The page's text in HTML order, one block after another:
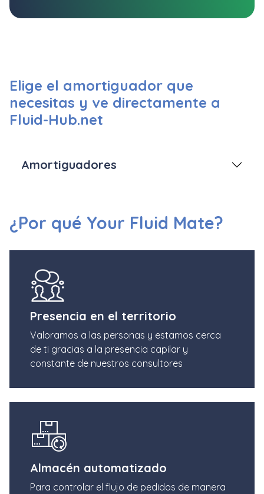
Elige el amortiguador que
necesitas y ve directamente a
Fluid-Hub.net
Amortiguadores
¿Por qué Your Fluid Mate?
Presencia en el territorio
Valoramos a las personas y estamos cerca
de ti gracias a la presencia capilar y
constante de nuestros consultores
Almacén automatizado
Para controlar el flujo de pedidos de manera